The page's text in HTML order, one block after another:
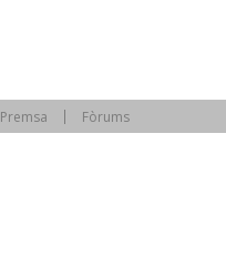
Premsa Fòrums